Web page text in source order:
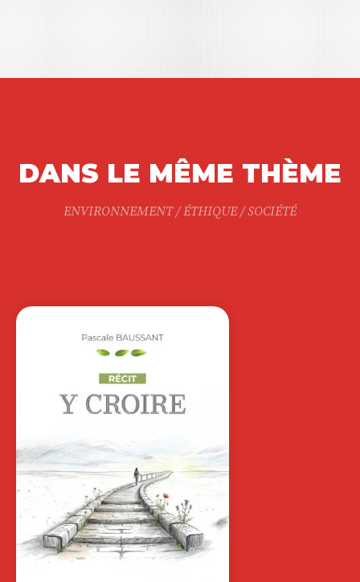
DANS LE MÊME THÈME
ENVIRONNEMENT / ÉTHIQUE / SOCIÉTÉ